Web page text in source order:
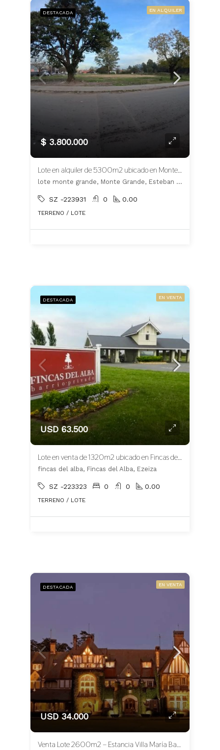
DESTACADA EN ALQUILER
$ 3.800.000
Lote en alquiler de 5300m2 ubicado en Monte Grande
lote monte grande, Monte Grande, Esteban Echeverría
SZ -223931 0 0.00
TERRENO / LOTE
DESTACADA EN VENTA
USD 63.500
Lote en venta de 1320m2 ubicado en Fincas del Alba Apto Crédito
fincas del alba, Fincas del Alba, Ezeiza
SZ -223323 0 0 0.00
TERRENO / LOTE
DESTACADA EN VENTA
USD 34.000
Venta Lote 2600m2 – Estancia Villa María Barrio Los Silos – CANNING